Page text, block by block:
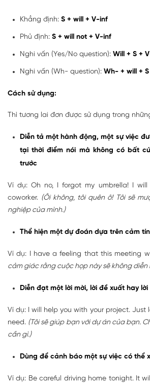
Khẳng định: S + will + V-inf
Phủ định: S + will not + V-inf
Nghi vấn (Yes/No question): Will + S +
Nghi vấn (Wh- question): Wh- + will +
Cách sử dụng:
Thì tương lai đơn được sử dụng trong
Diễn tả một hành động, một sự việc
tại thời điểm nói mà không có bất
trước
Ví dụ: Oh no, I forgot my umbrella! I will
coworker. (Ôi không, tôi quên ô! Tôi sẽ
nghiệp của mình.)
Thể hiện một dự đoán dựa trên cảm
Ví dụ: I have a feeling that this meeting
cảm giác rằng cuộc họp này sẽ không diễn
Diễn đạt một lời mời, lời đề xuất hay lời
Ví dụ: I will help you with your project. Just
need. (Tôi sẽ giúp bạn với dự án của bạn.
cần gì.)
Dùng để cảnh báo một sự việc có thể
Ví dụ: Be careful driving home tonight. It